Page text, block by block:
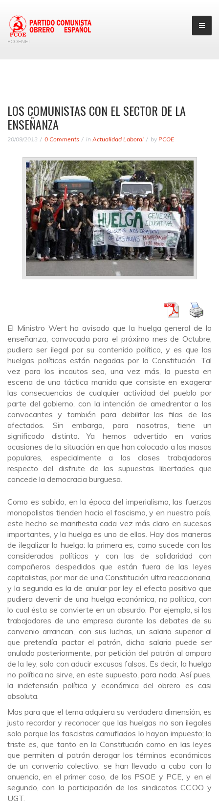
PCOENET
LOS COMUNISTAS CON EL SECTOR DE LA
ENSEÑANZA
20/09/2013 0 Comments in Actualidad Laboral by PCOE
El Ministro Wert ha avisado que la huelga general de la
enseñanza, convocada para el próximo mes de Octubre,
pudiera ser ilegal por su contenido político, y es que las
huelgas políticas están negadas por la Constitución. Tal
vez para los incautos sea, una vez más, la puesta en
escena de una táctica manida que consiste en exagerar
las consecuencias de cualquier actividad del pueblo por
parte del gobierno, con la intención de amedrentar a los
convocantes y también para debilitar las filas de los
afectados. Sin embargo, para nosotros, tiene un
significado distinto. Ya hemos advertido en varias
ocasiones de la situación en que han colocado a las masas
populares, especialmente a las clases trabajadoras
respecto del disfrute de las supuestas libertades que
concede la democracia burguesa.
Como es sabido, en la época del imperialismo, las fuerzas
monopolistas tienden hacia el fascismo, y en nuestro país,
este hecho se manifiesta cada vez más claro en sucesos
importantes, y la huelga es uno de ellos. Hay dos maneras
de ilegalizar la huelga: la primera es, como sucede con las
consideradas políticas y con las de solidaridad con
compañeros despedidos que están fuera de las leyes
capitalistas, por mor de una Constitución ultra reaccionaria,
y la segunda es la de anular por ley el efecto positivo que
pudiera devenir de una huelga económica, no política, con
lo cual ésta se convierte en un absurdo. Por ejemplo, si los
trabajadores de una empresa durante los debates de su
convenio arrancan, con sus luchas, un salario superior al
que pretendía pactar el patrón, dicho salario puede ser
anulado posteriormente, por petición del patrón al amparo
de la ley, solo con aducir excusas falsas. Es decir, la huelga
no política no sirve, en este supuesto, para nada. Así pues,
la indefensión política y económica del obrero es casi
absoluta.
Mas para que el tema adquiera su verdadera dimensión, es
justo recordar y reconocer que las huelgas no son ilegales
solo porque los fascistas camuflados lo hayan impuesto; lo
triste es, que tanto en la Constitución como en las leyes
que permiten al patrón derogar los términos económicos
de un convenio colectivo, se han llevado a cabo con la
anuencia, en el primer caso, de los PSOE y PCE, y en el
segundo, con la participación de los sindicatos CC.OO y
UGT.